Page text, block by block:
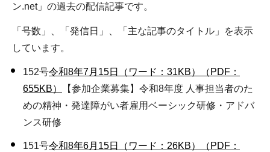
ン.net」の過去の配信記事です。
「号数」、「発信日」、「主な記事のタイトル」を表示
しています。
152号令和8年7月15日（ワード：31KB）
（PDF：
655KB）
【参加企業募集】令和8年度 人事担当者のた
めの精神・発達障がい者雇用ベーシック研修・アドバ
ンス研修
151号令和8年6月15日（ワード：26KB）
（PDF：